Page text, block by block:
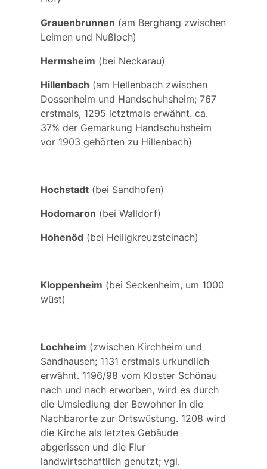
Grauenbrunnen (am Berghang zwischen
Leimen und Nußloch)
Hermsheim (bei Neckarau)
Hillenbach (am Hellenbach zwischen
Dossenheim und Handschuhsheim; 767
erstmals, 1295 letztmals erwähnt. ca.
37% der Gemarkung Handschuhsheim
vor 1903 gehörten zu Hillenbach)
Hochstadt(bei Sandhofen)
Hodomaron (bei Walldorf)
Hohenöd(bei Heiligkreuzsteinach)
Kloppenheim (bei Seckenheim, um 1000
wüst)
Lochheim (zwischen Kirchheim und
Sandhausen; 1131 erstmals urkundlich
erwähnt. 1196/98 vom Kloster Schönau
nach und nach erworben, wird es durch
die Umsiedlung der Bewohner in die
Nachbarorte zur Ortswüstung. 1208 wird
die Kirche als letztes Gebäude
abgerissen und die Flur
landwirtschaftlich genutzt; vgl.